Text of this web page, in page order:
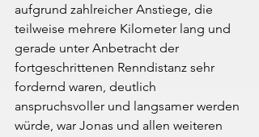
aufgrund zahlreicher Anstiege, die
teilweise mehrere Kilometer lang und
gerade unter Anbetracht der
fortgeschrittenen Renndistanz sehr
fordernd waren, deutlich
anspruchsvoller und langsamer werden
würde, war Jonas und allen weiteren